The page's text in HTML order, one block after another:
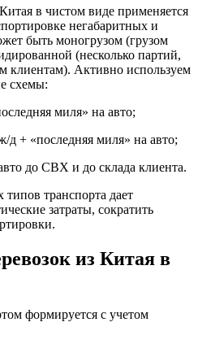
в чистом виде применяется
негабаритных и
быть моногрузом (грузом
(несколько партий,
клиентам). Активно используем
схемы:
миля» на авто;
+ «последняя миля» на авто;
до СВХ и до склада клиента.
транспорта дает
затраты, сократить
из Китая в
формируется с учетом